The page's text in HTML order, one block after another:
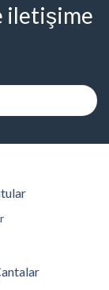
iletişime